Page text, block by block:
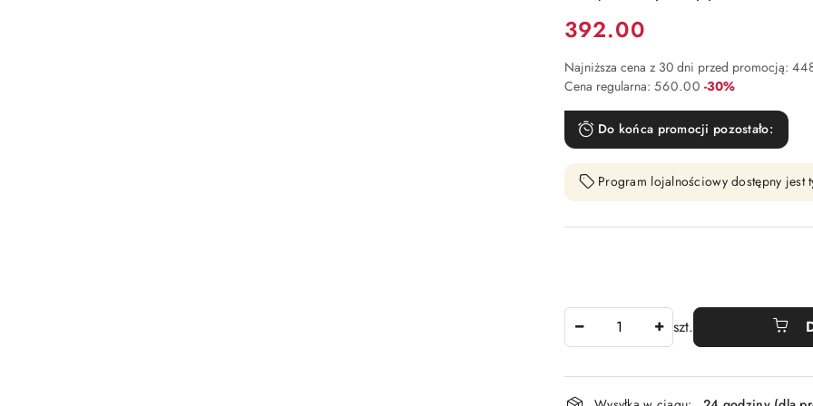
Cena:
392.00
Najniższa cena z 30 dni przed promocją:
Cena regularna: 560.00 Rabat:
-30%
Do końca promocji pozostało:
Program lojalnościowy dostępny jest
szt.
Dostępność